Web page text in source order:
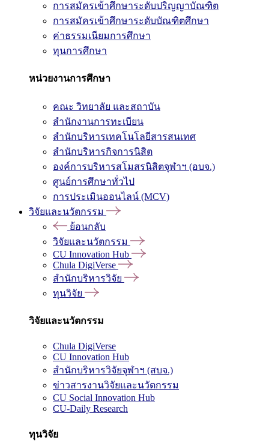
การสมัครเข้าศึกษาระดับปริญญาบัณฑิต
การสมัครเข้าศึกษาระดับบัณฑิตศึกษา
ค่าธรรมเนียมการศึกษา
ทุนการศึกษา
หน่วยงานการศึกษา
คณะ วิทยาลัย และสถาบัน
สำนักงานการทะเบียน
สำนักบริหารเทคโนโลยีสารสนเทศ
สำนักบริหารกิจการนิสิต
องค์การบริหารสโมสรนิสิตจุฬาฯ (อบจ.)
ศูนย์การศึกษาทั่วไป
การประเมินออนไลน์ (MCV)
วิจัยและนวัตกรรม
ย้อนกลับ
วิจัยและนวัตกรรม
CU Innovation Hub
Chula DigiVerse
สำนักบริหารวิจัย
ทุนวิจัย
วิจัยและนวัตกรรม
Chula DigiVerse
CU Innovation Hub
สำนักบริหารวิจัยจุฬาฯ (สบจ.)
ข่าวสารงานวิจัยและนวัตกรรม
CU Social Innovation Hub
CU-Daily Research
ทุนวิจัย